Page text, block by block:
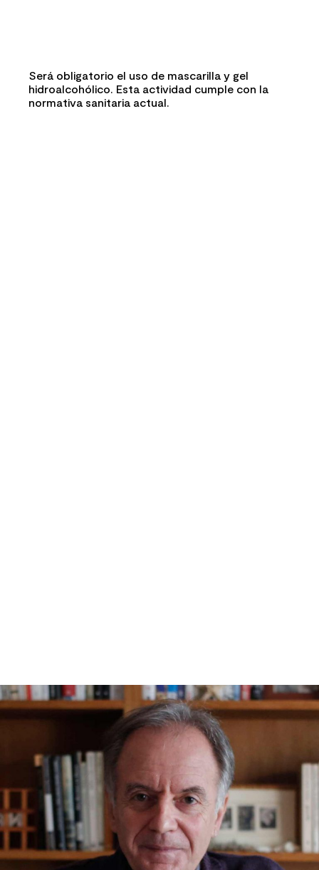
Será obligatorio el uso de mascarilla y gel
hidroalcohólico. Esta actividad cumple con la
normativa sanitaria actual.